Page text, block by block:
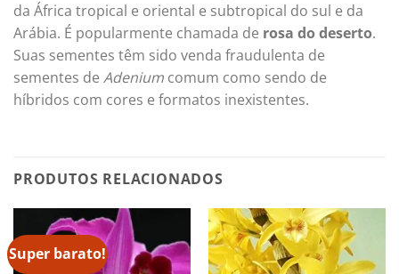
da África tropical e oriental e subtropical do sul e da
Arábia. É popularmente chamada de rosa do deserto.
Suas sementes têm sido venda fraudulenta de
sementes de Adenium comum como sendo de
híbridos com cores e formatos inexistentes.
PRODUTOS RELACIONADOS
Super barato!